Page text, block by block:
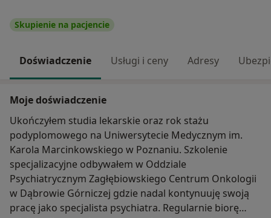
Skupienie na pacjencie
Doświadczenie Usługi i ceny Adresy
Moje doświadczenie
Ukończyłem studia lekarskie oraz rok stażu
podyplomowego na Uniwersytecie Medycznym im.
Karola Marcinkowskiego w Poznaniu. Szkolenie
specjalizacyjne odbywałem w Oddziale
Psychiatrycznym Zagłębiowskiego Centrum Onkologii
w Dąbrowie Górniczej gdzie nadal kontynuuję swoją
pracę jako specjalista psychiatra. Regularnie biorę